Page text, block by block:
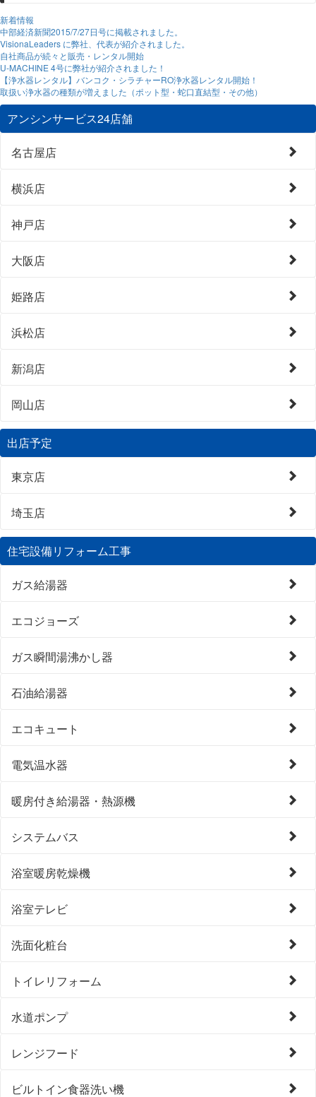
新着情報
中部経済新聞2015/7/27日号に掲載されました。
VisionaLeaders に弊社、代表が紹介されました。
自社商品が続々と販売・レンタル開始
U-MACHINE 4号に弊社が紹介されました！
【浄水器レンタル】バンコク・シラチャーRO浄水器レンタル開始！
取扱い浄水器の種類が増えました（ポット型・蛇口直結型・その他）
アンシンサービス24店舗
名古屋店
横浜店
神戸店
大阪店
姫路店
浜松店
新潟店
岡山店
出店予定
東京店
埼玉店
住宅設備リフォーム工事
ガス給湯器
エコジョーズ
ガス瞬間湯沸かし器
石油給湯器
エコキュート
電気温水器
暖房付き給湯器・熱源機
システムバス
浴室暖房乾燥機
浴室テレビ
洗面化粧台
トイレリフォーム
水道ポンプ
レンジフード
ビルトイン食器洗い機